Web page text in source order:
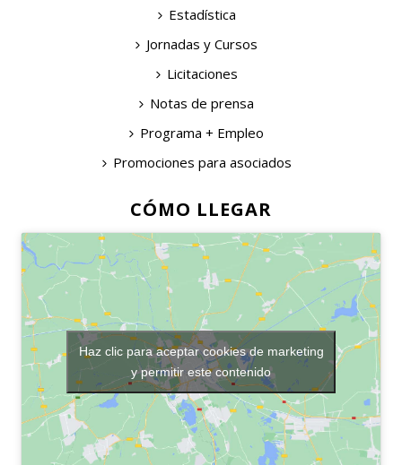
Estadística
Jornadas y Cursos
Licitaciones
Notas de prensa
Programa + Empleo
Promociones para asociados
CÓMO LLEGAR
Haz clic para aceptar cookies de marketing
y permitir este contenido